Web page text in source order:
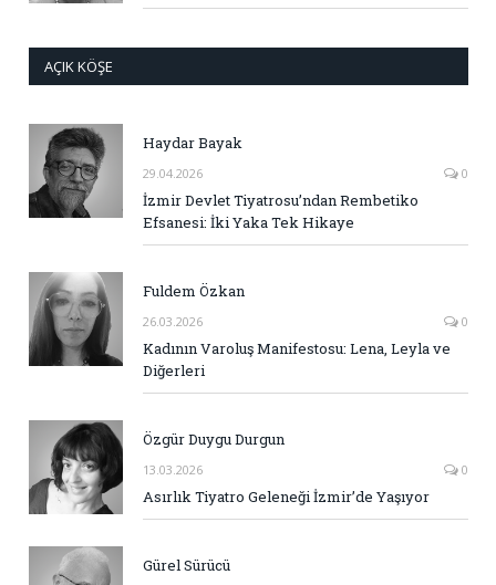
AÇIK KÖŞE
Haydar Bayak
29.04.2026 0
İzmir Devlet Tiyatrosu’ndan Rembetiko
Efsanesi: İki Yaka Tek Hikaye
Fuldem Özkan
26.03.2026 0
Kadının Varoluş Manifestosu: Lena, Leyla ve
Diğerleri
Özgür Duygu Durgun
13.03.2026 0
Asırlık Tiyatro Geleneği İzmir’de Yaşıyor
Gürel Sürücü